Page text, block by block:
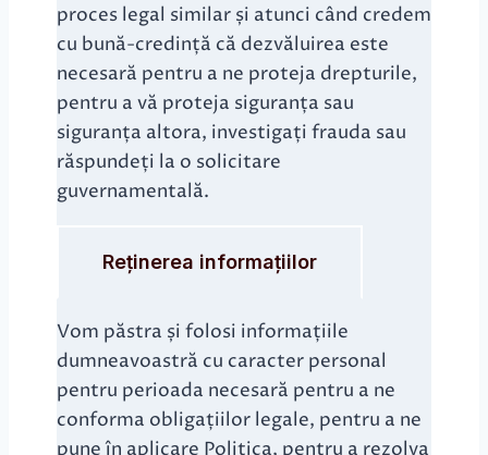
proces legal similar și atunci când credem
cu bună-credință că dezvăluirea este
necesară pentru a ne proteja drepturile,
pentru a vă proteja siguranța sau
siguranța altora, investigați frauda sau
răspundeți la o solicitare
guvernamentală.
Reținerea informațiilor
Vom păstra și folosi informațiile
dumneavoastră cu caracter personal
pentru perioada necesară pentru a ne
conforma obligațiilor legale, pentru a ne
pune în aplicare Politica, pentru a rezolva